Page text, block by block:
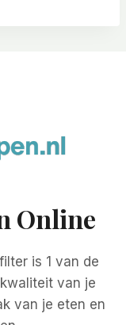
Online
is 1 van de
van je
van je eten en